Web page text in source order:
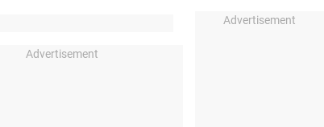
Advertisement
Advertisement